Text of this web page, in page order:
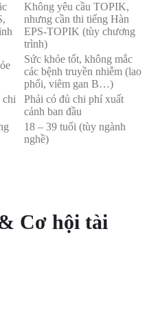
Không yêu cầu TOPIK,
nhưng cần thi tiếng Hàn
EPS-TOPIK (tùy chương
trình)
Sức khỏe tốt, không mắc
các bệnh truyền nhiễm (lao
phổi, viêm gan B…)
chi
Phải có đủ chi phí xuất
cảnh ban đầu
18 – 39 tuổi (tùy ngành
nghề)
Cơ hội tài